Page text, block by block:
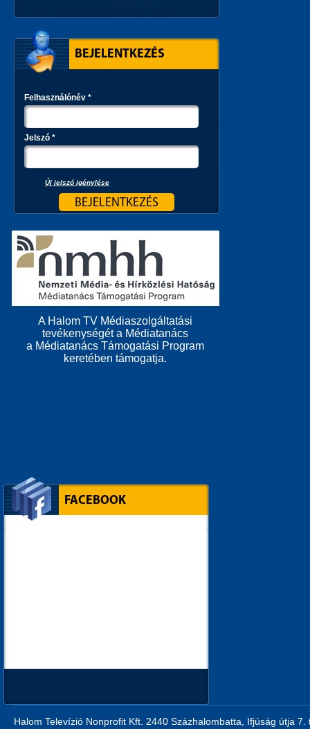
BEJELENTKEZÉS
Felhasználónév *
Jelszó *
Új jelszó igénylése
A Halom TV Médiaszolgáltatási
tevékenységét a Médiatanács
a Médiatanács Támogatási Program
keretében támogatja.
FACEBOOK
Halom Televízió Nonprofit Kft. 2440 Százhalombatta, Ifjúság útja